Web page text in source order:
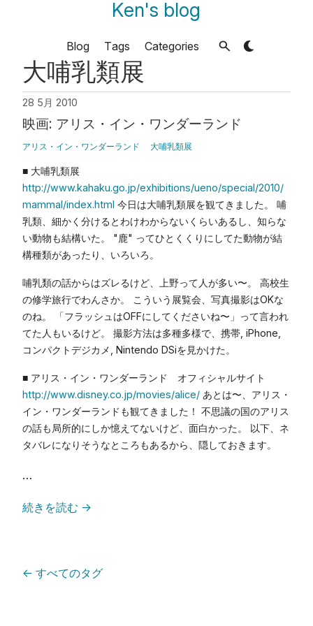
Ken's blog
Blog Tags Categories
大哺乳類展
28 5月 2010
映画: アリス・イン・ワンダーランド
アリス・イン・ワンダーランド 大哺乳類展
■ 大哺乳類展
http://www.kahaku.go.jp/exhibitions/ueno/special/2010/
mammal/index.html 今日は大哺乳類展を観てきました。 哺
乳類、細かく分けるとわけわからないくらいあるし、知らな
い動物も結構いた。 "鹿" ってひとくくりにしてた動物が結
構種類があったり、いろいろ。
哺乳類の話からはズレるけど、上野って人が多い〜。 高校生
の修学旅行でわんさか。 こういう展覧会、写真撮影はOKな
のね。 「フラッシュはOFFにしてくださいね〜」って言われ
てた人もいるけど。 撮影方法は多種多様で、携帯, iPhone,
コンパクトデジカメ, Nintendo DSiを見かけた。
■ アリス・イン・ワンダーランド オフィシャルサイト
http://www.disney.co.jp/movies/alice/ あとは〜、アリス・
イン・ワンダーランドも観てきました！ 不思議の国のアリス
の話も局所的にしか憶えてないけど、面白かった。 以下、ネ
タバレになりそうなところもあるから、隠しておきます。
…
続きを読む →
← すべてのタグ